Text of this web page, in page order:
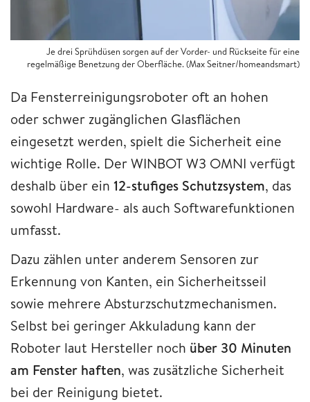
Je drei Sprühdüsen sorgen auf der Vorder- und Rückseite für eine
regelmäßige Benetzung der Oberfläche. (Max Seitner/homeandsmart)
Da Fensterreinigungsroboter oft an hohen
oder schwer zugänglichen Glasflächen
eingesetzt werden, spielt die Sicherheit eine
wichtige Rolle. Der WINBOT W3 OMNI verfügt
deshalb über ein 12-stufiges Schutzsystem, das
sowohl Hardware- als auch Softwarefunktionen
umfasst.
Dazu zählen unter anderem Sensoren zur
Erkennung von Kanten, ein Sicherheitsseil
sowie mehrere Absturzschutzmechanismen.
Selbst bei geringer Akkuladung kann der
Roboter laut Hersteller noch über 30 Minuten
am Fenster haften, was zusätzliche Sicherheit
bei der Reinigung bietet.